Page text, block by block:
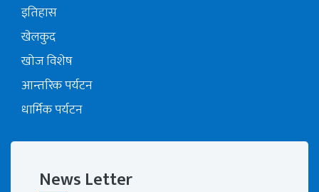
इतिहास
खेलकुद
खोज विशेष
आन्तरिक पर्यटन
धार्मिक पर्यटन
News Letter